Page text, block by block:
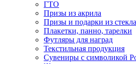
ГТО
Призы из акрила
Призы и подарки из стекла
Плакетки, панно, тарелки
Футляры для наград
Текстильная продукция
Сувениры с символикой